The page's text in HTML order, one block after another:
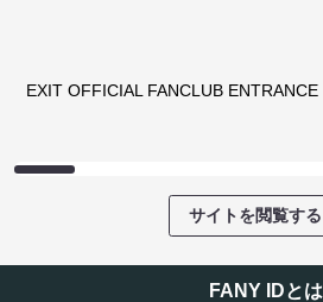
EXIT OFFICIAL FANCLUB ENTRANCE
サイトを閲覧する
FANY IDとは